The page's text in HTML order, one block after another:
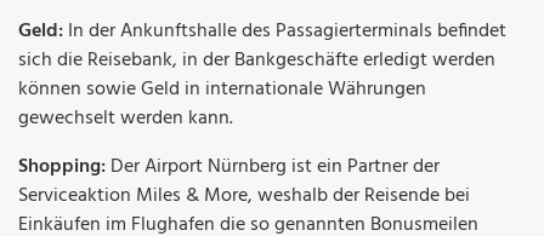
Geld:In der Ankunftshalle des Passagierterminals befindet
sich die Reisebank, in der Bankgeschäfte erledigt werden
können sowie Geld in internationale Währungen
gewechselt werden kann.
Shopping:Der Airport Nürnberg ist ein Partner der
Serviceaktion Miles & More, weshalb der Reisende bei
Einkäufen im Flughafen die so genannten Bonusmeilen